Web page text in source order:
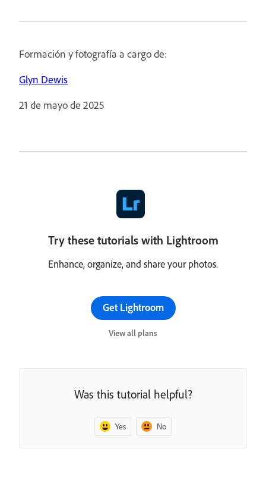
Formación y fotografía a cargo de:
Glyn Dewis
21 de mayo de 2025
Try these tutorials with Lightroom
Enhance, organize, and share your photos.
Get Lightroom
View all plans
Was this tutorial helpful?
Yes No